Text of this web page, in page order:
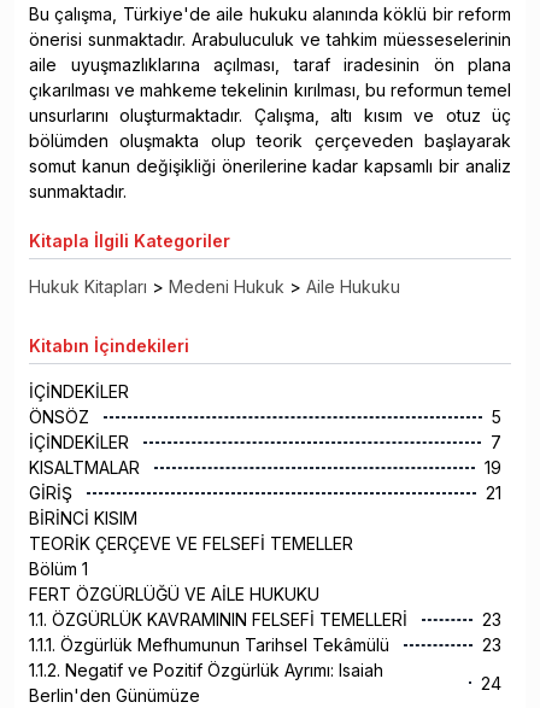
Bu çalışma, Türkiye'de aile hukuku alanında köklü bir reform
önerisi sunmaktadır. Arabuluculuk ve tahkim müesseselerinin
aile uyuşmazlıklarına açılması, taraf iradesinin ön plana
çıkarılması ve mahkeme tekelinin kırılması, bu reformun temel
unsurlarını oluşturmaktadır. Çalışma, altı kısım ve otuz üç
bölümden oluşmakta olup teorik çerçeveden başlayarak
somut kanun değişikliği önerilerine kadar kapsamlı bir analiz
sunmaktadır.
Kitapla İlgili Kategoriler
Hukuk Kitapları > Medeni Hukuk > Aile Hukuku
Kitabın İçindekileri
İÇİNDEKİLER
ÖNSÖZ
5
İÇİNDEKİLER
7
KISALTMALAR
19
GİRİŞ
21
BİRİNCİ KISIM
TEORİK ÇERÇEVE VE FELSEFİ TEMELLER
Bölüm 1
FERT ÖZGÜRLÜĞÜ VE AİLE HUKUKU
1.1. ÖZGÜRLÜK KAVRAMININ FELSEFİ TEMELLERİ
23
1.1.1. Özgürlük Mefhumunun Tarihsel Tekâmülü
23
1.1.2. Negatif ve Pozitif Özgürlük Ayrımı: Isaiah
Berlin'den Günümüze
24